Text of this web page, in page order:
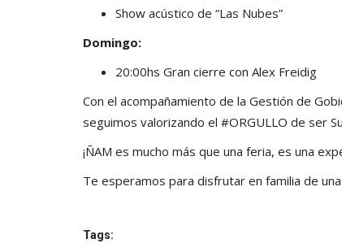
Show acústico de “Las Nubes”
Domingo:
20:00hs Gran cierre con Alex Freidig
Con el acompañamiento de la Gestión de
seguimos valorizando el #ORGULLO de ser
¡ÑAM es mucho más que una feria, es una
Te esperamos para disfrutar en familia de
Tags: